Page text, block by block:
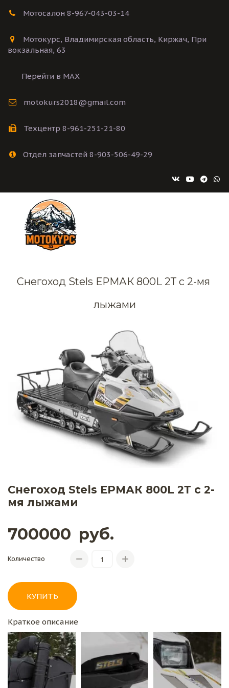
Мотосалон 8-967-043-03-14
Мотокурс, Владимирская область, Киржач, При
вокзальная, 63
Перейти в MAX
motokurs2018@gmail.com
Техцентр 8-961-251-21-80
Отдел запчастей 8-903-506-49-29
Снегоход Stels ЕРМАК 800L 2Т с 2-мя
лыжами
Снегоход Stels ЕРМАК 800L 2Т с 2-
мя лыжами
700000 руб.
Количество
КУПИТЬ
Краткое описание